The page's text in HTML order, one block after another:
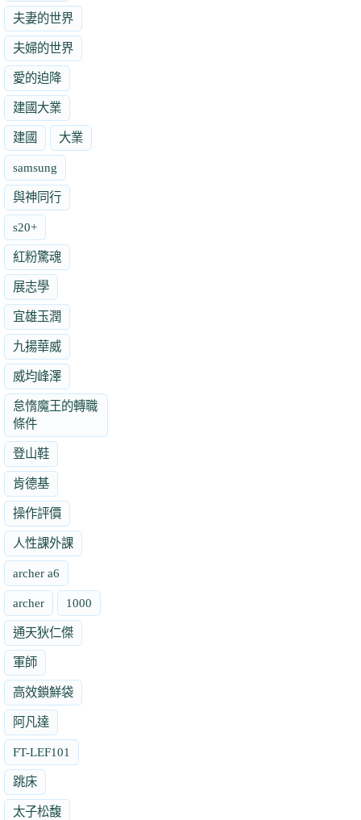
夫妻的世界
夫婦的世界
愛的迫降
建國大業
建國 大業
samsung
與神同行
s20+
紅粉驚魂
展志學
宜雄玉潤
九揚華威
威均峰澤
怠惰魔王的轉職
條件
登山鞋
肯德基
操作評價
人性課外課
archer a6
archer 1000
通天狄仁傑
軍師
高效鎖鮮袋
阿凡達
FT-LEF101
跳床
太子松馥